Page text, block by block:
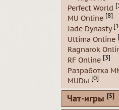
Perfect World
MU Online [8]
Jade Dynasty
Ultima Online
Ragnarok
RF Online [3]
Разработка
MUDы [0]
Чат-игры [5]